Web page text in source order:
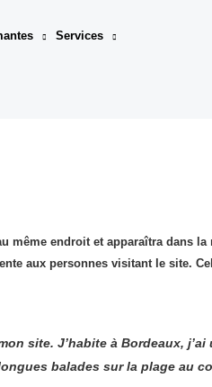
Services
même endroit et apparaîtra dans
aux personnes visitant le site.
site. J’habite à Bordeaux,
balades sur la plage au